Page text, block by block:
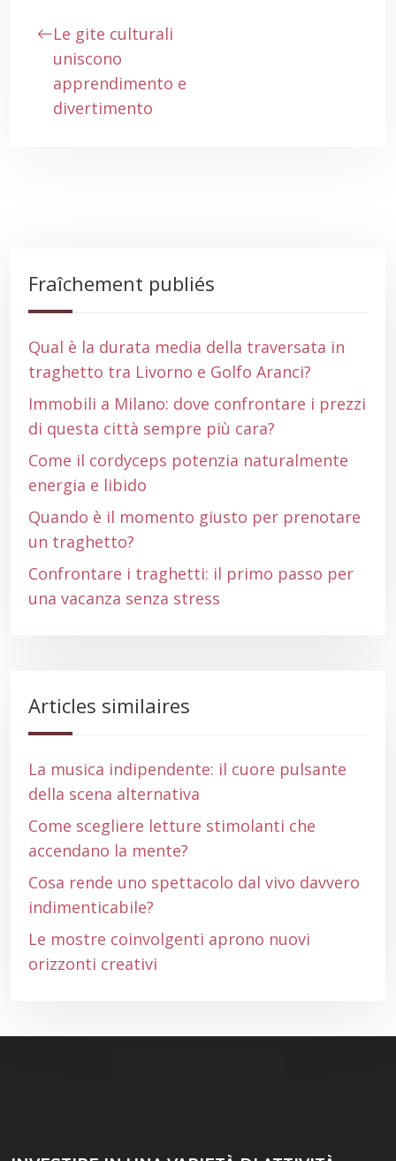
Le gite culturali
uniscono
apprendimento e
divertimento
Fraîchement publiés
Qual è la durata media della traversata in
traghetto tra Livorno e Golfo Aranci?
Immobili a Milano: dove confrontare i prezzi
di questa città sempre più cara?
Come il cordyceps potenzia naturalmente
energia e libido
Quando è il momento giusto per prenotare
un traghetto?
Confrontare i traghetti: il primo passo per
una vacanza senza stress
Articles similaires
La musica indipendente: il cuore pulsante
della scena alternativa
Come scegliere letture stimolanti che
accendano la mente?
Cosa rende uno spettacolo dal vivo davvero
indimenticabile?
Le mostre coinvolgenti aprono nuovi
orizzonti creativi